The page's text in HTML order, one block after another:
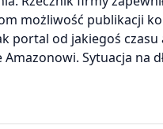
możliwość publikacji
portal od jakiegoś
Sytuacja na